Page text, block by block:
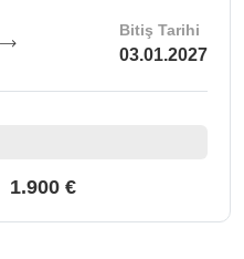
Bitiş Tarihi
03.01.2027
1.900 €